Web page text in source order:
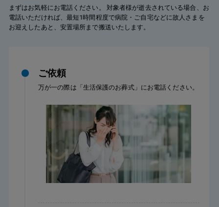
まずはお気軽にお電話ください。 対象者様が逝去されている場合、お
電話いただければ、最短1時間程度で病院・ご自宅などに故人さまを
お迎えしたあと、安置場所まで搬送いたします。
ご依頼
万が一の際は「生活保護のお葬式」にお電話ください。